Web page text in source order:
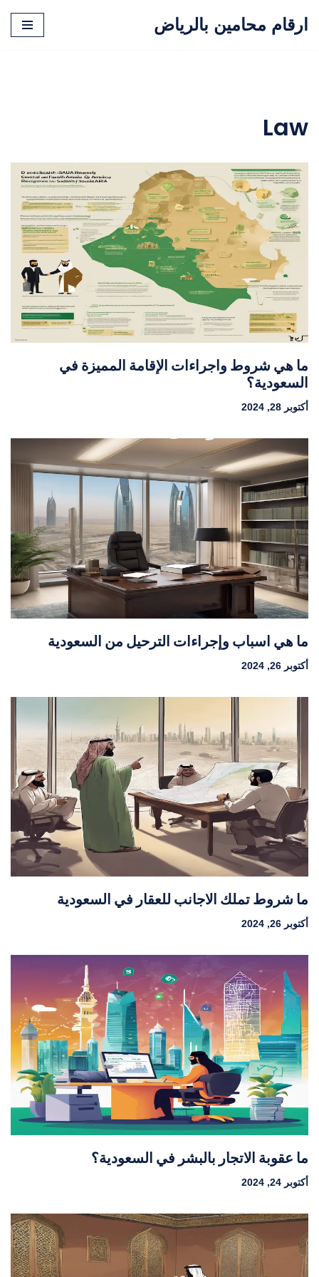
تخطى
ارقام محامين بالرياض
Law
ما هي شروط واجراءات الإقامة المميزة في
السعودية؟
أكتوبر 28, 2024
ما هي اسباب وإجراءات الترحيل من السعودية
أكتوبر 26, 2024
ما شروط تملك الاجانب للعقار في السعودية
أكتوبر 26, 2024
ما عقوبة الاتجار بالبشر في السعودية؟
أكتوبر 24, 2024